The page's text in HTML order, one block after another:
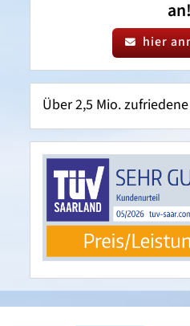
an!
hier
Über 2,5 Mio.